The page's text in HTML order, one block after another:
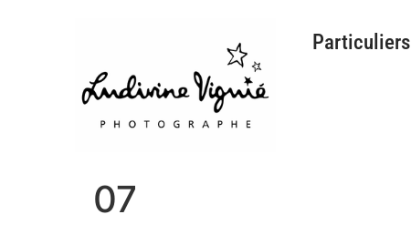
Particuliers
07